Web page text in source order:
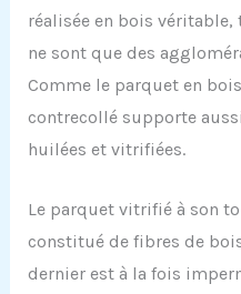
réalisée en bois
ne sont que des
Comme le parquet en
contrecollé supporte
huilées et vitrifiées.
Le parquet vitrifié à son
constitué de fibres de
dernier est à la fois